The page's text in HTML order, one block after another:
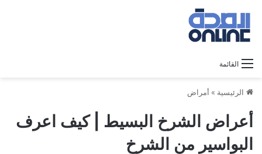
القائمة
الرئيسية » أمراض
أعراض الشرخ البسيط | كيف اعرف
البواسير من الشرخ